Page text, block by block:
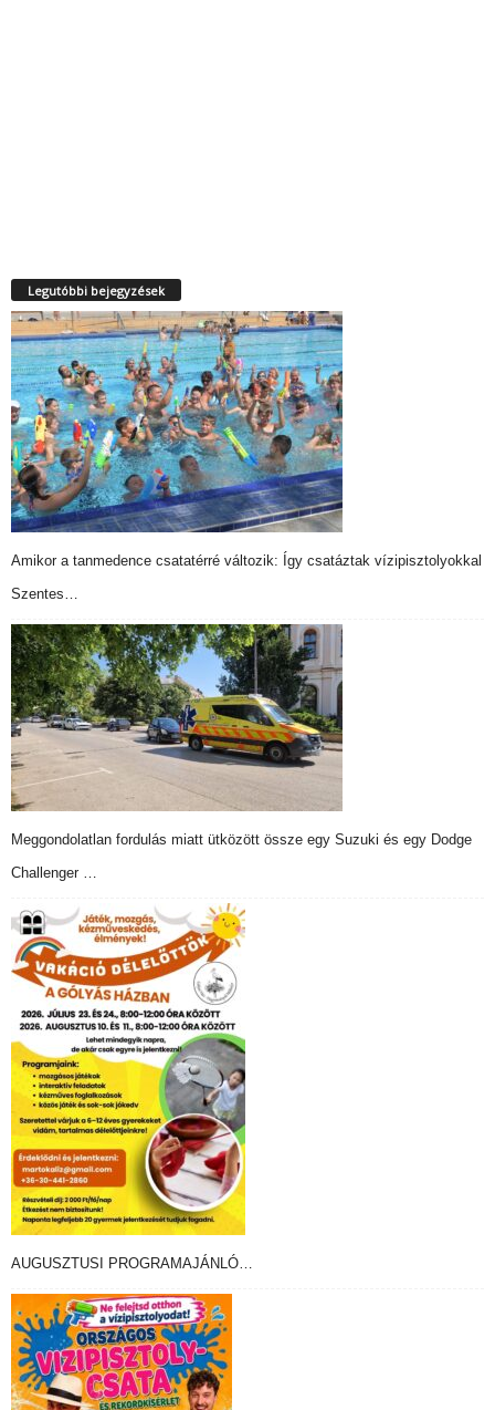
Legutóbbi bejegyzések
Amikor a tanmedence csatatérré változik: Így csatáztak vízipisztolyokkal
Szentes…
Meggondolatlan fordulás miatt ütközött össze egy Suzuki és egy Dodge
Challenger …
AUGUSZTUSI PROGRAMAJÁNLÓ…